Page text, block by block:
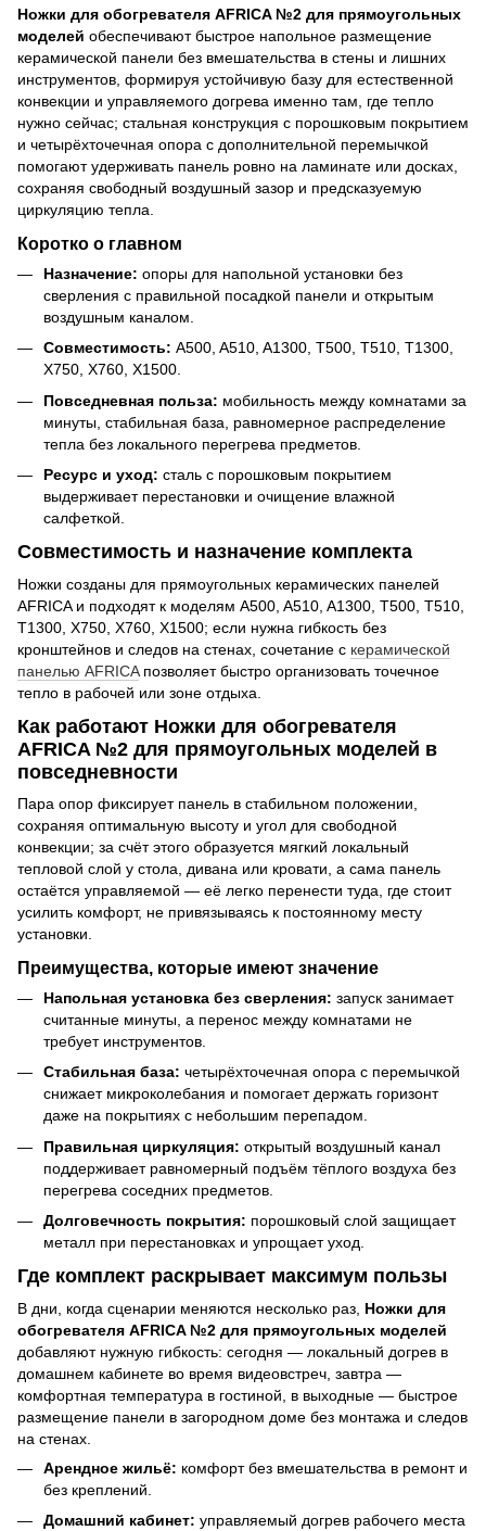
Ножки для обогревателя AFRICA №2 для прямоугольных
моделей обеспечивают быстрое напольное размещение
керамической панели без вмешательства в стены и лишних
инструментов, формируя устойчивую базу для естественной
конвекции и управляемого догрева именно там, где тепло
нужно сейчас; стальная конструкция с порошковым покрытием
и четырёхточечная опора с дополнительной перемычкой
помогают удерживать панель ровно на ламинате или досках,
сохраняя свободный воздушный зазор и предсказуемую
циркуляцию тепла.
Коротко о главном
Назначение: опоры для напольной установки без
сверления с правильной посадкой панели и открытым
воздушным каналом.
Совместимость: A500, A510, A1300, T500, T510, T1300,
X750, X760, X1500.
Повседневная польза: мобильность между комнатами за
минуты, стабильная база, равномерное распределение
тепла без локального перегрева предметов.
Ресурс и уход: сталь с порошковым покрытием
выдерживает перестановки и очищение влажной
салфеткой.
Совместимость и назначение комплекта
Ножки созданы для прямоугольных керамических панелей
AFRICA и подходят к моделям A500, A510, A1300, T500, T510,
T1300, X750, X760, X1500; если нужна гибкость без
кронштейнов и следов на стенах, сочетание с керамической
панелью AFRICAпозволяет быстро организовать точечное
тепло в рабочей или зоне отдыха.
Как работают Ножки для обогревателя
AFRICA №2 для прямоугольных моделей в
повседневности
Пара опор фиксирует панель в стабильном положении,
сохраняя оптимальную высоту и угол для свободной
конвекции; за счёт этого образуется мягкий локальный
тепловой слой у стола, дивана или кровати, а сама панель
остаётся управляемой — её легко перенести туда, где стоит
усилить комфорт, не привязываясь к постоянному месту
установки.
Преимущества, которые имеют значение
Напольная установка без сверления: запуск занимает
считанные минуты, а перенос между комнатами не
требует инструментов.
Стабильная база: четырёхточечная опора с перемычкой
снижает микроколебания и помогает держать горизонт
даже на покрытиях с небольшим перепадом.
Правильная циркуляция: открытый воздушный канал
поддерживает равномерный подъём тёплого воздуха без
перегрева соседних предметов.
Долговечность покрытия: порошковый слой защищает
металл при перестановках и упрощает уход.
Где комплект раскрывает максимум пользы
В дни, когда сценарии меняются несколько раз, Ножки для
обогревателя AFRICA №2 для прямоугольных моделей
добавляют нужную гибкость: сегодня — локальный догрев в
домашнем кабинете во время видеовстреч, завтра —
комфортная температура в гостиной, в выходные — быстрое
размещение панели в загородном доме без монтажа и следов
на стенах.
Арендное жильё: комфорт без вмешательства в ремонт и
без креплений.
Домашний кабинет: управляемый догрев рабочего места